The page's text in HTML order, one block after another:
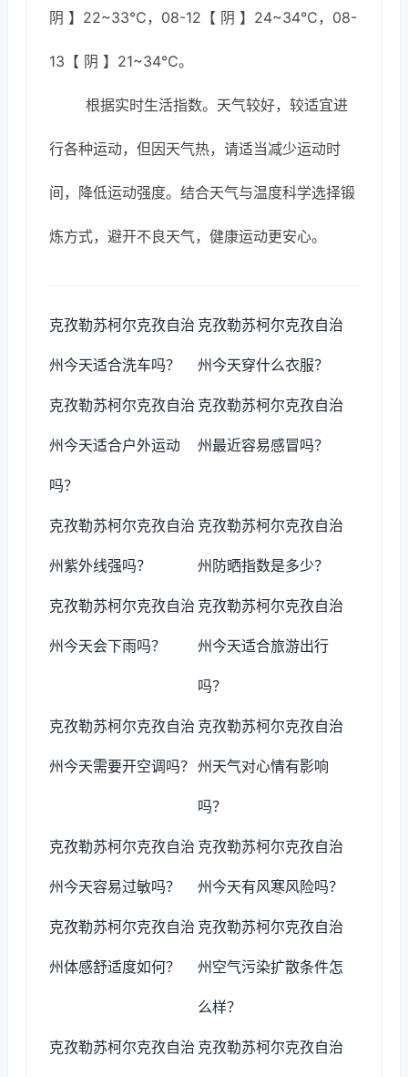
阴 】22~33℃，08-12【 阴 】24~34℃，08-
13【 阴 】21~34℃。
根据实时生活指数。天气较好，较适宜进
行各种运动，但因天气热，请适当减少运动时
间，降低运动强度。结合天气与温度科学选择锻
炼方式，避开不良天气，健康运动更安心。
克孜勒苏柯尔克孜自治
州今天适合洗车吗？
克孜勒苏柯尔克孜自治
州今天穿什么衣服？
克孜勒苏柯尔克孜自治
州今天适合户外运动
吗？
克孜勒苏柯尔克孜自治
州最近容易感冒吗？
克孜勒苏柯尔克孜自治
州紫外线强吗？
克孜勒苏柯尔克孜自治
州防晒指数是多少？
克孜勒苏柯尔克孜自治
州今天会下雨吗？
克孜勒苏柯尔克孜自治
州今天适合旅游出行
吗？
克孜勒苏柯尔克孜自治
州今天需要开空调吗？
克孜勒苏柯尔克孜自治
州天气对心情有影响
吗？
克孜勒苏柯尔克孜自治
州今天容易过敏吗？
克孜勒苏柯尔克孜自治
州今天有风寒风险吗？
克孜勒苏柯尔克孜自治
州体感舒适度如何？
克孜勒苏柯尔克孜自治
州空气污染扩散条件怎
么样？
克孜勒苏柯尔克孜自治 克孜勒苏柯尔克孜自治